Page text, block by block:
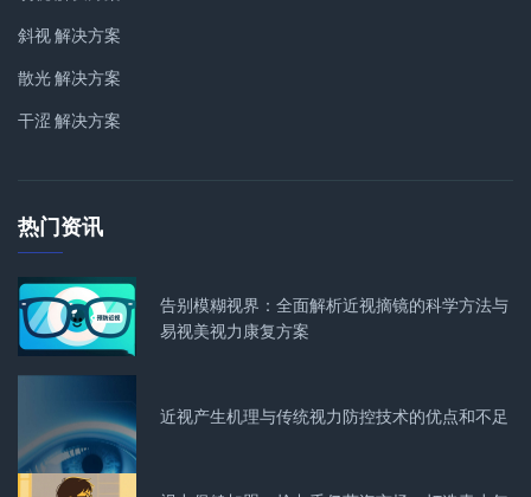
斜视 解决方案
散光 解决方案
干涩 解决方案
热门资讯
告别模糊视界：全面解析近视摘镜的科学方法与
易视美视力康复方案
近视产生机理与传统视力防控技术的优点和不足